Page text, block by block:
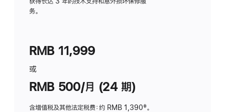
务。
RMB 11,999
或
RMB 500/月 (24 期)
含增值税及其他法定税费：约 RMB 1,390脚
‡。